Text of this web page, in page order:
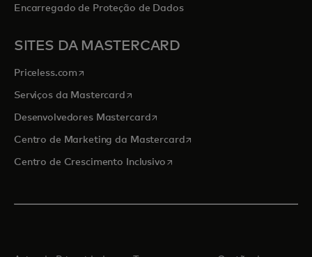
Encarregado de Proteção de Dados
SITES DA MASTERCARD
Priceless.com abre em uma nova guia
Serviços da Mastercardabre em uma nova guia
Desenvolvedores Mastercardabre em uma nova guia
Centro de Marketing da Mastercardabre em uma nova guia
Centro de Crescimento Inclusivoabre em uma nova guia